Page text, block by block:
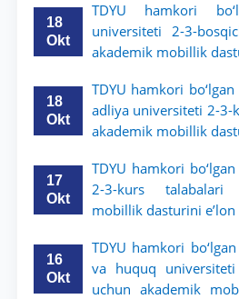
18
Okt
TDYU hamkori
universiteti 2-3-
akademik mobillik
18
Okt
TDYU hamkori
adliya universiteti 2-3-
akademik mobillik
17
Okt
TDYU hamkori
2-3-kurs talabalari
mobillik dasturini
16
Okt
TDYU hamkori
va huquq
uchun akademik